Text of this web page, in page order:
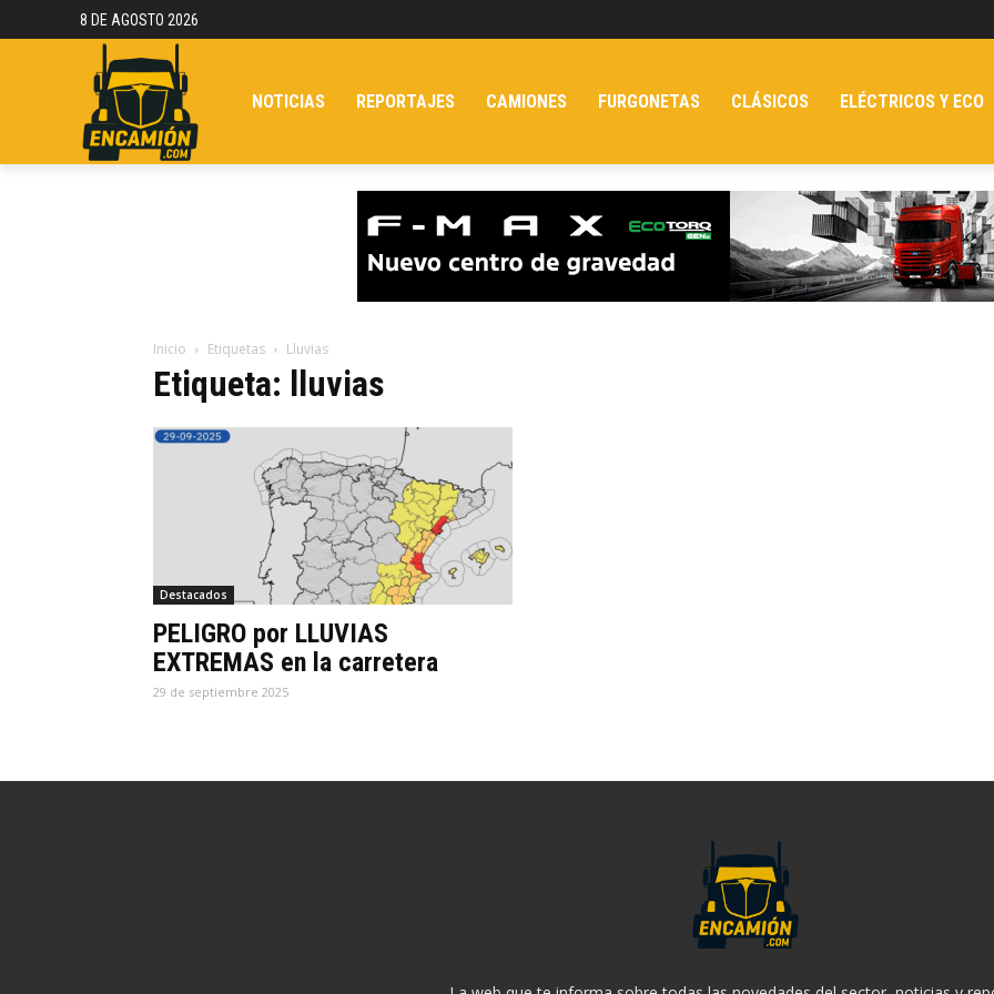
8 DE AGOSTO 2026
NOTICIAS REPORTAJES CAMIONES FURGONETAS CLÁSICOS ELÉCTRICOS Y ECO
Inicio Etiquetas Lluvias
Etiqueta: lluvias
Destacados
PELIGRO por LLUVIAS
EXTREMAS en la carretera
29 de septiembre 2025